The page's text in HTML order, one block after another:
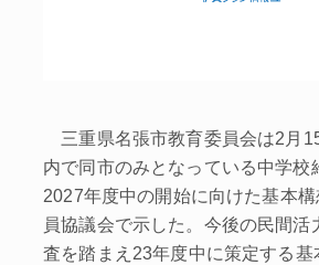
三重県名張市教育委員会は2月
内で同市のみとなっている中学校
2027年度中の開始に向けた基本
員協議会で示した。今後の民間活
査を踏まえ23年度中に策定する基